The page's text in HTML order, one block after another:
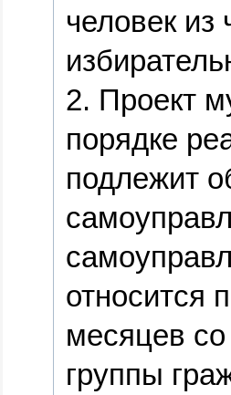
человек
2. Проект
порядке
подлежит
относится
месяцев
группы